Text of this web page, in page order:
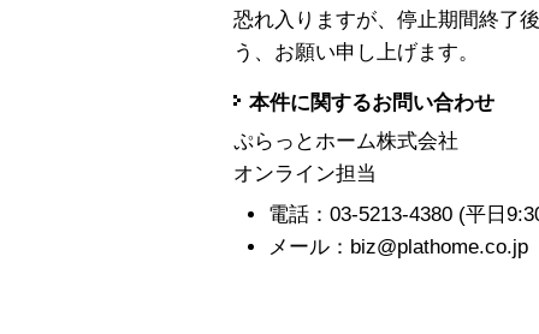
恐れ入りますが、停止期間終了
う、お願い申し上げます。
本件に関するお問い合わせ
ぷらっとホーム株式会社
オンライン担当
電話：03-5213-4380 (平日
メール：biz@plathome.co.jp